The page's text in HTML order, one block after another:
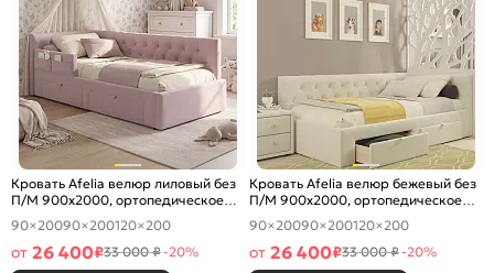
Кровать Afelia велюр лиловый без
П/М 900x2000, ортопедическое
основание, изголовье мягкое
90×20090×200120×200
от 26 400₽33 000 ₽-20%
Кровать Afelia велюр бежевый без
П/М 900x2000, ортопедическое
основание, изголовье мягкое
90×20090×200120×200
от 26 400₽33 000 ₽-20%